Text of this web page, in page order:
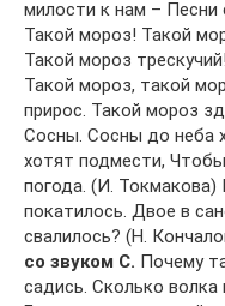
милости к нам – Песни
Такой мороз! Такой
Такой мороз
Такой мороз, такой
прирос. Такой мороз
Сосны. Сосны до неба
хотят подмести,
погода. (И. Токмакова)
покатилось. Двое в
свалилось? (Н.
со звуком С. Почему
садись. Сколько волка